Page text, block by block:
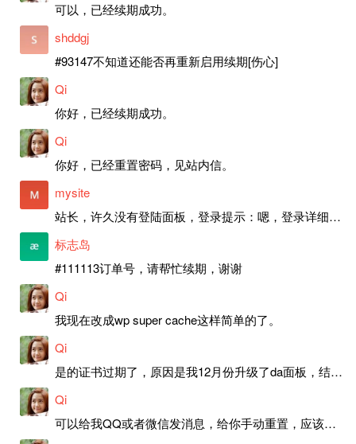
可以，已经续期成功。
shddgj
#93147不知道还能否再重新启用续期[伤心]
Qi
你好，已经续期成功。
Qi
你好，已经重置密码，见站内信。
mysite
站长，许久没有登陆面板，登录提示：嗯，登录详细信息似乎不正确。请重试。 网站还可以正常使用。如果是密码问题请帮忙重置一下密码。谢谢。订单号：97790，账号：aa20210950。 站长，提交了工单，你回复续期成功，不过我的问题是面部登陆信息有问题，一直是初始密码，现在无法登陆，有时间麻烦排查一下。
标志岛
#111113订单号，请帮忙续期，谢谢
Qi
我现在改成wp super cache这样简单的了。
Qi
是的证书过期了，原因是我12月份升级了da面板，结果后台证书就不更新了，目前还在排查问题。切换PHP版本现在没有了，因为DA新版不支持。
Qi
可以给我QQ或者微信发消息，给你手动重置，应该是服务器插件有问题了，这个wp的主题太老了，导致现在好多的问题，网站的签到功能也是因为这个原因导致的。